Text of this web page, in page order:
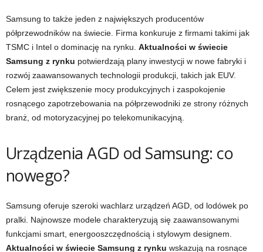
Samsung to także jeden z największych producentów
półprzewodników na świecie. Firma konkuruje z firmami takimi jak
TSMC i Intel o dominację na rynku. Aktualności w świecie
Samsung z rynku potwierdzają plany inwestycji w nowe fabryki i
rozwój zaawansowanych technologii produkcji, takich jak EUV.
Celem jest zwiększenie mocy produkcyjnych i zaspokojenie
rosnącego zapotrzebowania na półprzewodniki ze strony różnych
branż, od motoryzacyjnej po telekomunikacyjną.
Urządzenia AGD od Samsung: co
nowego?
Samsung oferuje szeroki wachlarz urządzeń AGD, od lodówek po
pralki. Najnowsze modele charakteryzują się zaawansowanymi
funkcjami smart, energooszczędnością i stylowym designem.
Aktualności w świecie Samsung z rynku wskazują na rosnące